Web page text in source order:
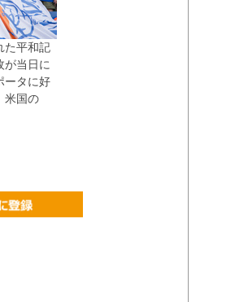
た平和記
が当日に
ータに好
米国の